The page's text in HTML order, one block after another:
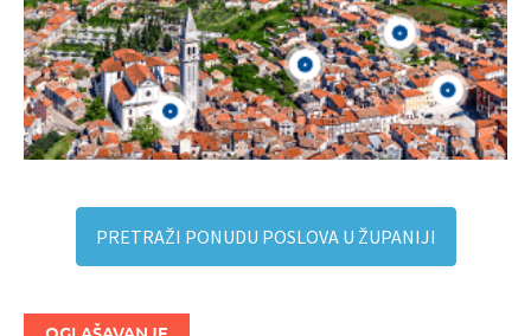
PRETRAŽI PONUDU POSLOVA U ŽUPANIJI